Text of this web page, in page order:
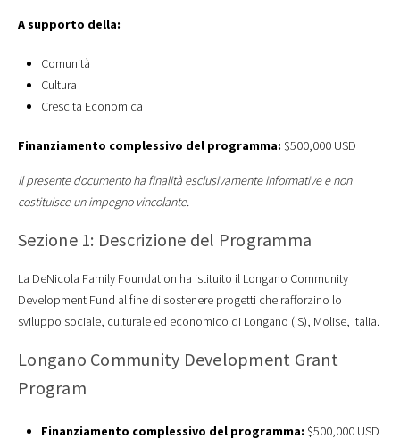
A supporto della:
Comunità
Cultura
Crescita Economica
Finanziamento complessivo del programma: $500,000 USD
Il presente documento ha finalità esclusivamente informative e non
costituisce un impegno vincolante.
Sezione 1: Descrizione del Programma
La DeNicola Family Foundation ha istituito il Longano Community
Development Fund al fine di sostenere progetti che rafforzino lo
sviluppo sociale, culturale ed economico di Longano (IS), Molise, Italia.
Longano Community Development Grant
Program
Finanziamento complessivo del programma: $500,000 USD